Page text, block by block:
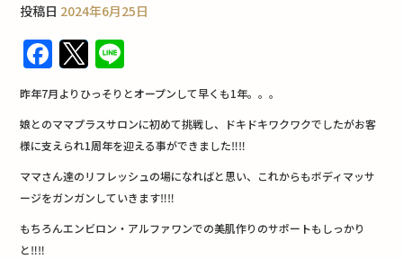
投稿日 2024年6月25日
F
a
c
e
b
o
o
T
w
it
te
r
n
e
昨年7月よりひっそりとオープンして早くも1年。。。
娘とのママプラスサロンに初めて挑戦し、ドキドキワクワクでしたがお客
様に支えられ1周年を迎える事ができました‼︎‼︎
ママさん達のリフレッシュの場になればと思い、これからもボディマッサ
ージをガンガンしていきます‼︎‼︎
もちろんエンビロン・アルファワンでの美肌作りのサポートもしっかり
と‼︎‼︎